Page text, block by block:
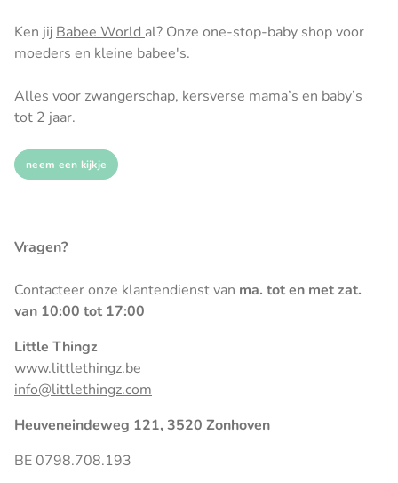
Ken jij Babee World al? Onze one-stop-baby shop voor
moeders en kleine babee's.
Alles voor zwangerschap, kersverse mama’s en baby’s
tot 2 jaar.
neem een kijkje
Vragen?
Contacteer onze klantendienst van ma. tot en met zat.
van 10:00 tot 17:00
Little Thingz
www.littlethingz.be
info@littlethingz.com
Heuveneindeweg 121, 3520 Zonhoven
BE 0798.708.193